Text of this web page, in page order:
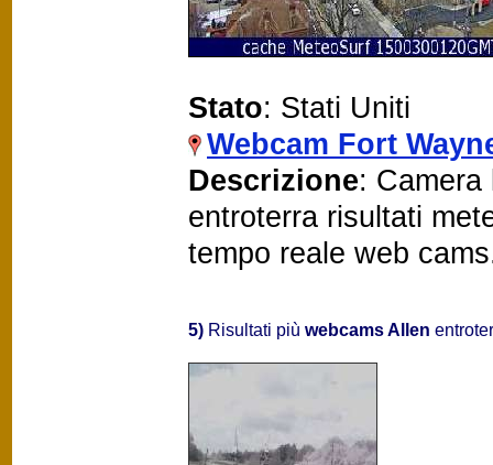
Stato: Stati Uniti
Webcam Fort
Descrizione: Camera
entroterra risultati
tempo reale web
5) Risultati più webcams Allen